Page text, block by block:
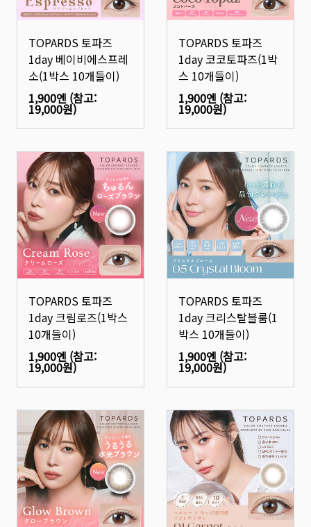
TOPARDS 토파즈
1day 베이비에스프레
소(1박스 10개들이)
1,900엔 (참고:
19,000원)
TOPARDS 토파즈
1day 코코토파즈(1박
스 10개들이)
1,900엔 (참고:
19,000원)
TOPARDS 토파즈
1day 크림로즈(1박스
10개들이)
1,900엔 (참고:
19,000원)
TOPARDS 토파즈
1day 크리스탈블룸(1
박스 10개들이)
1,900엔 (참고:
19,000원)